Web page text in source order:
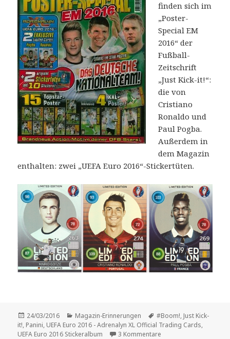
finden sich im
„Poster-
Special EM
2016“ der
Fußball-
Zeitschrift
„Just Kick-it!“:
die von
Cristiano
Ronaldo und
Paul Pogba.
Außerdem in
dem Magazin
enthalten: zwei „UEFA Euro 2016“-Stickertüten.
Veröffentlicht
am
24/03/2016 Kategorien
Magazin-Erinnerungen Schlagwörter
#Boom!, Just Kick-
it!, Panini, UEFA Euro 2016 - Adrenalyn XL Official Trading Cards,
UEFA Euro 2016 Stickeralbum
3 Kommentare